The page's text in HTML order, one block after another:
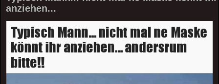
anziehen...